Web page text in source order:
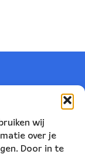
wij
over je
Door in te